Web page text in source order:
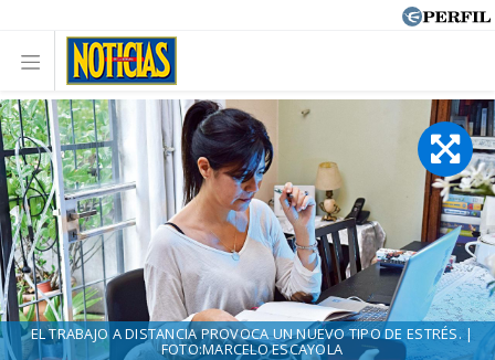
EL TRABAJO A DISTANCIA PROVOCA UN NUEVO TIPO DE ESTRÉS. |
FOTO:MARCELO ESCAYOLA